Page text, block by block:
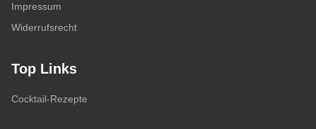
Impressum
Widerrufsrecht
Top Links
Cocktail-Rezepte